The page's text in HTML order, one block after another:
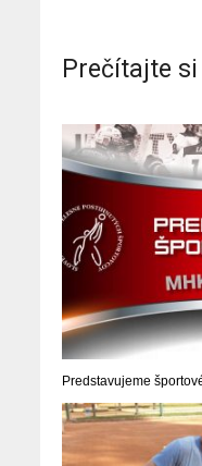
Prečítajte
Predstavujeme